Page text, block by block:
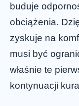
buduje
obciążenia.
zyskuje na
musi być
właśnie te
kontynuacji